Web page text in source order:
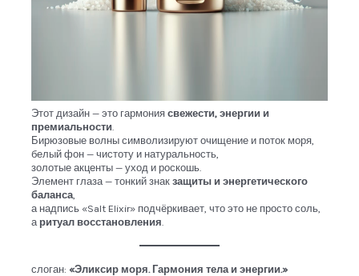
Этот дизайн — это гармониясвежести, энергии и
премиальности
Бирюзовые волны символизируют очищение и поток моря,
белый фон — чистоту и натуральность,
золотые акценты — уход и роскошь.
Элемент глаза — тонкий знакзащиты и энергетического
баланса
а надпись «Salt Elixir» подчёркивает, что это не просто соль,
а ритуал восстановления
слоган:«Эликсир моря. Гармония тела и энергии.»